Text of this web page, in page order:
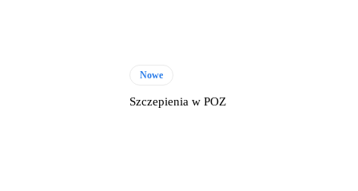
Nowe
Szczepienia w POZ